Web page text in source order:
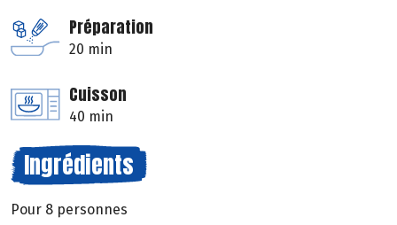
Préparation
20 min
Cuisson
40 min
Ingrédients
Pour 8 personnes